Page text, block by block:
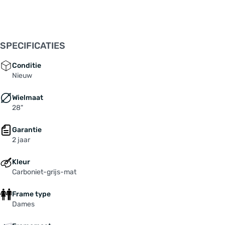
Uitrusting: spatborden
Veerweg voorvork: 63 mm
Versnellingen: 7-speed
Wielmaat: 28 "
Accu: BOSCH "Powertube 500", Lithium-Ionen
Achterlicht: CONTEC „TL-335 E+"
Bagagedrager achterop: MIK-ALU-
Banden achterwiel: MAXXIS "Metropass", 50-
622, Reflex
SPECIFICATIES
Conditie
Nieuw
Wielmaat
28"
Garantie
2 jaar
Kleur
Carboniet-grijs-mat
Frame type
Dames